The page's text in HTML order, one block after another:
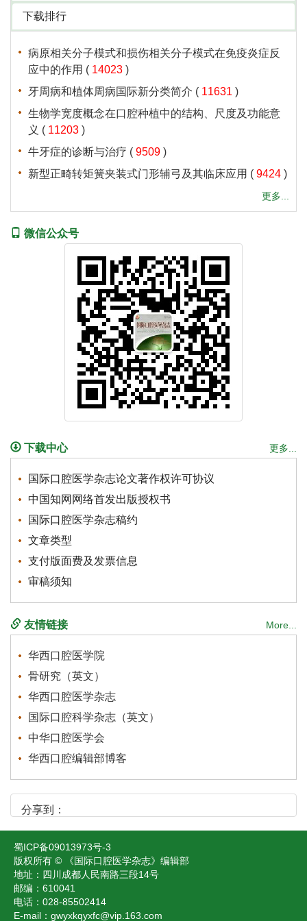
下载排行
病原相关分子模式和损伤相关分子模式在免疫炎症反
应中的作用 ( 14023 )
牙周病和植体周病国际新分类简介 ( 11631 )
生物学宽度概念在口腔种植中的结构、尺度及功能意
义 ( 11203 )
牛牙症的诊断与治疗 ( 9509 )
新型正畸转矩簧夹装式门形辅弓及其临床应用 ( 9424 )
更多...
微信公众号
下载中心 更多...
国际口腔医学杂志论文著作权许可协议
中国知网网络首发出版授权书
国际口腔医学杂志稿约
文章类型
支付版面费及发票信息
审稿须知
友情链接 More...
华西口腔医学院
骨研究（英文）
华西口腔医学杂志
国际口腔科学杂志（英文）
中华口腔医学会
华西口腔编辑部博客
分享到：
蜀ICP备09013973号-3
版权所有 © 《国际口腔医学杂志》编辑部
地址：四川成都人民南路三段14号
邮编：610041
电话：028-85502414
E-mail：gwyxkqyxfc@vip.163.com